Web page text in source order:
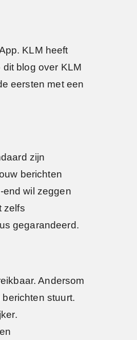
KLM heeft
blog over KLM
eersten met een
zijn
berichten
end wil zeggen
zelfs
gegarandeerd.
Andersom
stuurt.